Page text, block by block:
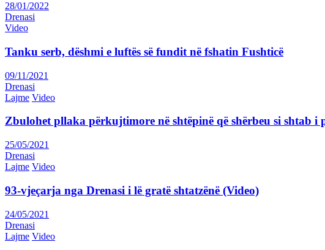
28/01/2022
Drenasi
Video
Tanku serb, dëshmi e luftës së fundit në fshatin Fushticë
09/11/2021
Drenasi
Lajme Video
Zbulohet pllaka përkujtimore në shtëpinë që shërbeu si shtab i
25/05/2021
Drenasi
Lajme Video
93-vjeçarja nga Drenasi i lë gratë shtatzënë (Video)
24/05/2021
Drenasi
Lajme Video